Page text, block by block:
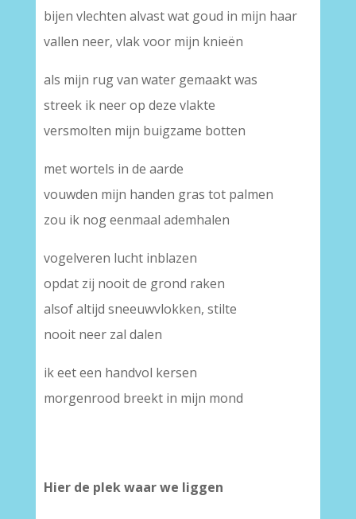
bijen vlechten alvast wat goud in mijn haar
vallen neer, vlak voor mijn knieën
als mijn rug van water gemaakt was
streek ik neer op deze vlakte
versmolten mijn buigzame botten
met wortels in de aarde
vouwden mijn handen gras tot palmen
zou ik nog eenmaal ademhalen
vogelveren lucht inblazen
opdat zij nooit de grond raken
alsof altijd sneeuwvlokken, stilte
nooit neer zal dalen
ik eet een handvol kersen
morgenrood breekt in mijn mond
Hier de plek waar we liggen